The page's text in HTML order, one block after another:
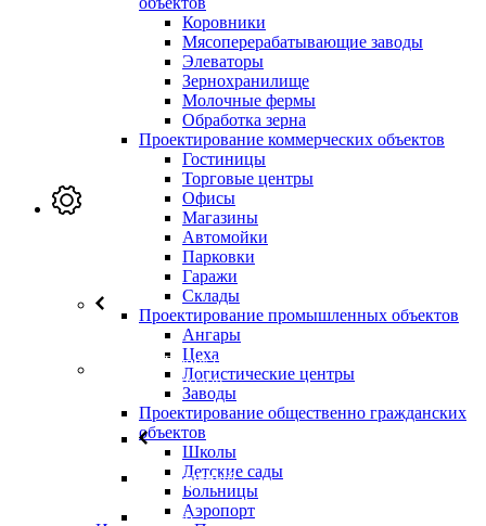
Услуги
Назад
Проектирование
городов
Назад
Генеральный
План
Мастер
Коровники
Мясоперерабатывающие заводы
Элеваторы
Зернохранилище
Молочные фермы
Обработка зерна
Проектирование коммерческих объектов
Гостиницы
Торговые центры
Офисы
Магазины
Автомойки
Парковки
Гаражи
Склады
Проектирование промышленных объектов
Ангары
Цеха
Логистические центры
Заводы
Проектирование общественно гражданских
объектов
Школы
Детские сады
Больницы
Аэропорт